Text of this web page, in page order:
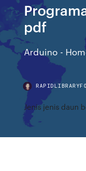
pdf
Arduino -
Jenis jenis daun